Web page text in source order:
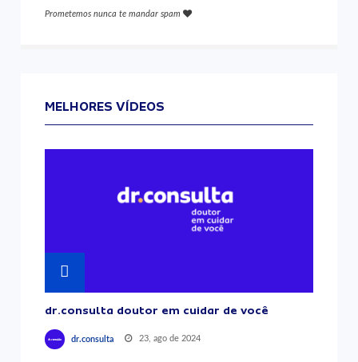
Prometemos nunca te mandar spam
MELHORES VÍDEOS
dr.consulta doutor em cuidar de você
dr.consulta 23, ago de 2024